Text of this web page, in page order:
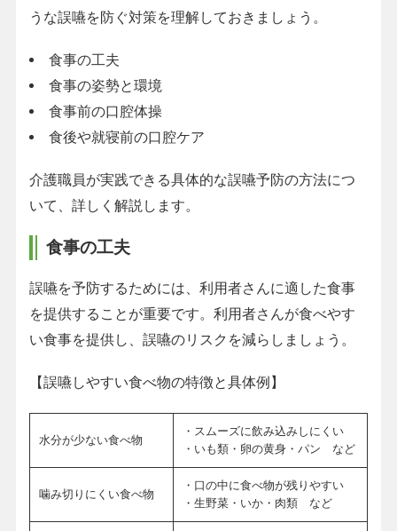
うな誤嚥を防ぐ対策を理解しておきましょう。
食事の工夫
食事の姿勢と環境
食事前の口腔体操
食後や就寝前の口腔ケア
介護職員が実践できる具体的な誤嚥予防の方法につ
いて、詳しく解説します。
食事の工夫
誤嚥を予防するためには、利用者さんに適した食事
を提供することが重要です。利用者さんが食べやす
い食事を提供し、誤嚥のリスクを減らしましょう。
【誤嚥しやすい食べ物の特徴と具体例】
水分が少ない食べ物
・スムーズに飲み込みしにくい
・いも類・卵の黄身・パン など
噛み切りにくい食べ物
・口の中に食べ物が残りやすい
・生野菜・いか・肉類 など